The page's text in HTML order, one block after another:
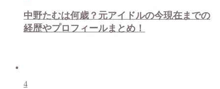
中野たむは何歳？元アイドルの今現在までの
経歴やプロフィールまとめ！
4